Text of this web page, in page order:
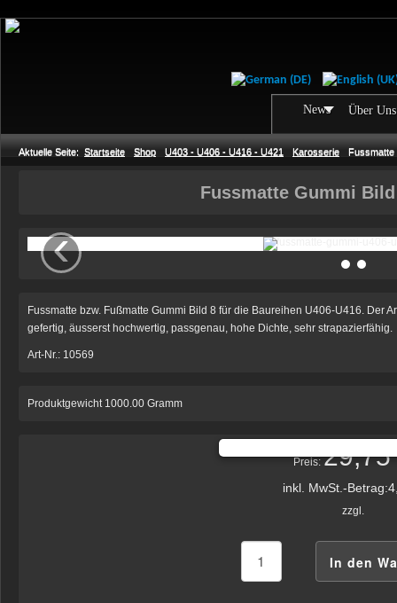
News Über Uns
Aktuelle Seite: Startseite Shop U403 - U406 - U416 - U421 Karosserie Fussmatte
Fussmatte Gummi Bild
‹
Fussmatte bzw. Fußmatte Gummi Bild 8 für die Baureihen U406-U416. Der
gefertig, äusserst hochwertig, passgenau, hohe Dichte, sehr strapazierfähig.
Art-Nr.: 10569
Produktgewicht 1000.00 Gramm
Preis: 29,75
inkl. MwSt.-Betrag:
zzgl.